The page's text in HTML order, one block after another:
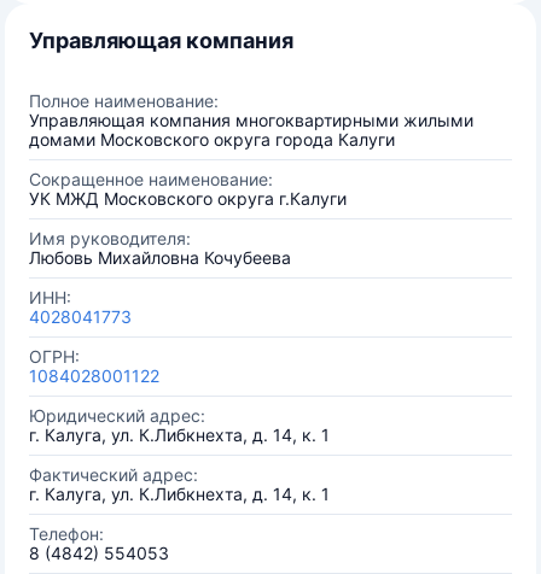
Управляющая компания
Полное наименование:
Управляющая компания многоквартирными жилыми
домами Московского округа города Калуги
Сокращенное наименование:
УК МЖД Московского округа г.Калуги
Имя руководителя:
Любовь Михайловна Кочубеева
ИНН:
4028041773
ОГРН:
1084028001122
Юридический адрес:
г. Калуга, ул. К.Либкнехта, д. 14, к. 1
Фактический адрес:
г. Калуга, ул. К.Либкнехта, д. 14, к. 1
Телефон:
8 (4842) 554053